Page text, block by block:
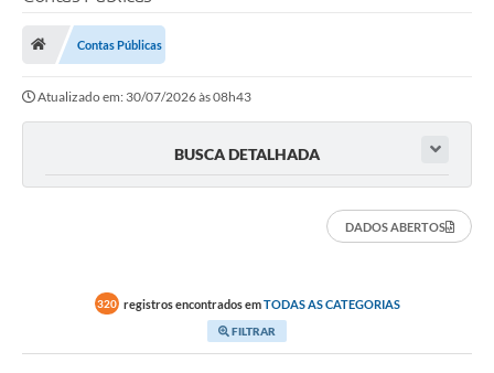
Ouvidorias
Carta de Serviços
Transparência
Vice-Prefeito Municipal
Contas Públicas
Atualizado em: 30/07/2026 às 08h43
BUSCA DETALHADA
DADOS ABERTOS
320 registros encontrados emTODAS AS CATEGORIAS
FILTRAR